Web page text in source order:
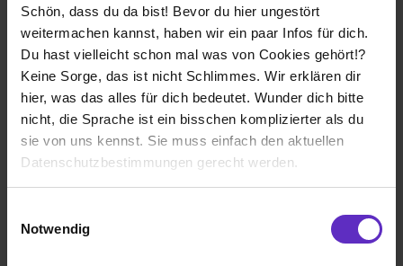
Schön, dass du da bist! Bevor du hier ungestört
weitermachen kannst, haben wir ein paar Infos für dich.
Du hast vielleicht schon mal was von Cookies gehört!?
Keine Sorge, das ist nicht Schlimmes. Wir erklären dir
hier, was das alles für dich bedeutet. Wunder dich bitte
nicht, die Sprache ist ein bisschen komplizierter als du
sie von uns kennst. Sie muss einfach den aktuellen
Datenschutzbestimmungen gerecht werden.
Notwendig
Wie gefällt dir dein Ausbildungsberuf?
An meinem Ausbildungsberuf gefällt mir, dass er sehr
vielseitig ist und ich in viele Abteilungen einen Einblick
erhalte und so für nach der Ausbildung gut vorbereitet
werde.
Hamburg